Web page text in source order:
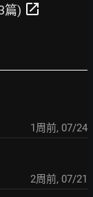
篇) open_in_new
1周前, 07/24
2周前, 07/21